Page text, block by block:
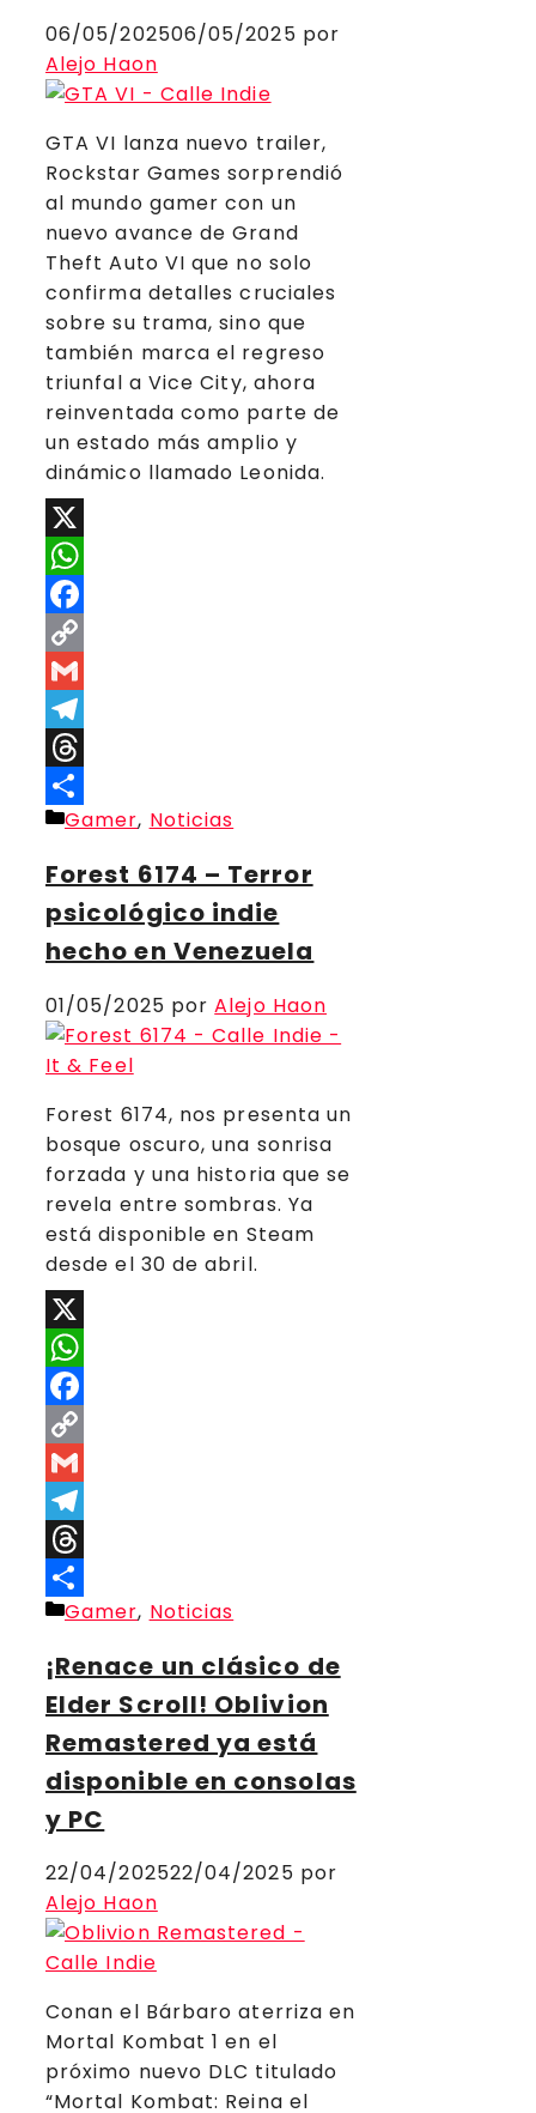
06/05/202506/05/2025 por
Alejo Haon
GTA VI lanza nuevo trailer,
Rockstar Games sorprendió
al mundo gamer con un
nuevo avance de Grand
Theft Auto VI que no solo
confirma detalles cruciales
sobre su trama, sino que
también marca el regreso
triunfal a Vice City, ahora
reinventada como parte de
un estado más amplio y
dinámico llamado Leonida.
X
WhatsApp
Facebook
Copy
Link
Gmail
Telegram
Threads
Compartir
Categorías
Gamer, Noticias
Forest 6174 – Terror
psicológico indie
hecho en Venezuela
01/05/2025 porAlejo Haon
Forest 6174, nos presenta un
bosque oscuro, una sonrisa
forzada y una historia que se
revela entre sombras. Ya
está disponible en Steam
desde el 30 de abril.
X
WhatsApp
Facebook
Copy
Link
Gmail
Telegram
Threads
Compartir
Categorías
Gamer, Noticias
¡Renace un clásico de
Elder Scroll! Oblivion
Remastered ya está
disponible en consolas
y PC
22/04/202522/04/2025 por
Alejo Haon
Conan el Bárbaro aterriza en
Mortal Kombat 1 en el
próximo nuevo DLC titulado
“Mortal Kombat: Reina el